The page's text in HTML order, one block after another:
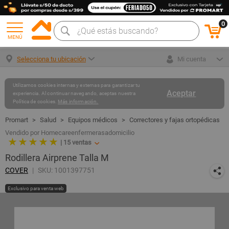
MENÚ
0
Selecciona tu ubicación Mi cuenta
Aceptar
Utilizamos cookies internas y externas para garantizar tu
experiencia. Al continuar navegando, aceptas nuestra
Política de cookies. Más información.
Salud Equipos médicos
Correctores y fajas ortopédicas
Vendido por Homecareenfermerasadomicilio
★ ★ ★ ★ ★ | 15 ventas
Rodillera Airprene Talla M
COVER SKU: 1001397751
Exclusivo para venta web